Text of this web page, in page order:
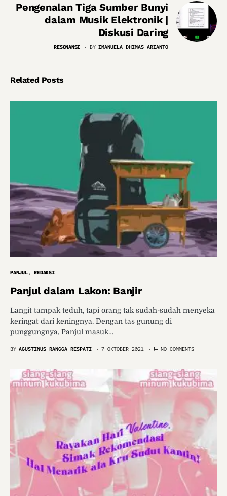
Pengenalan Tiga Sumber Bunyi
dalam Musik Elektronik |
Diskusi Daring
RESONANSI BY IMANUELA DHIMAS ARIANTO
Related Posts
PANJUL REDAKSI
Panjul dalam Lakon: Banjir
Langit tampak teduh, tapi orang tak sudah-sudah menyeka
keringat dari keningnya. Dengan tas gunung di
punggungnya, Panjul masuk…
BY AGUSTINUS RANGGA RESPATI 7 OKTOBER 2021 NO COMMENTS